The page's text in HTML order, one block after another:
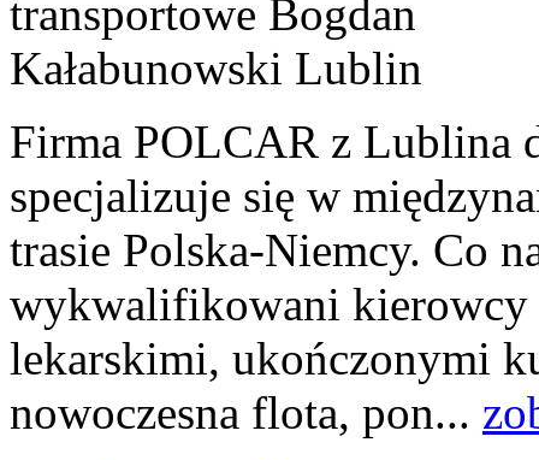
Firma POLCAR z Lublina
specjalizuje się w
trasie Polska-Niemcy. Co
wykwalifikowani kierowcy
lekarskimi, ukończonymi
nowoczesna flota, pon...